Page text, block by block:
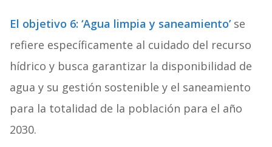
El objetivo 6: ‘Agua limpia y saneamiento’se
refiere específicamente al cuidado del recurso
hídrico y busca garantizar la disponibilidad de
agua y su gestión sostenible y el saneamiento
para la totalidad de la población para el año
2030.